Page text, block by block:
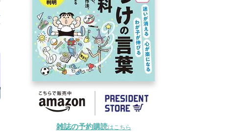
雑誌の予約購読はこちら